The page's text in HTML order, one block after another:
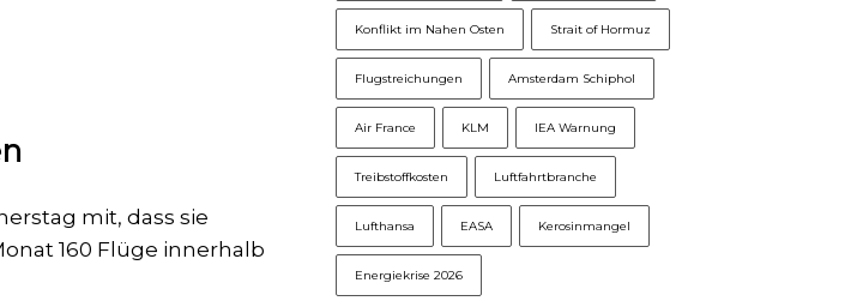
mit, dass sie
160 Flüge innerhalb
Konflikt im Nahen Osten Strait of Hormuz
Flugstreichungen Amsterdam Schiphol
Air France KLM IEA Warnung
Treibstoffkosten Luftfahrtbranche
Lufthansa EASA Kerosinmangel
Energiekrise 2026